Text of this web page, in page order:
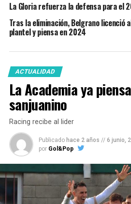
La Gloria refuerza la defensa para el
Tras la eliminación, Belgrano licenció
plantel y piensa en 2024
ACTUALIDAD
La Academia ya
sanjuanino
Racing recibe al lider
Publicado hace 2 años // 6 junio,
por Gol&Pop